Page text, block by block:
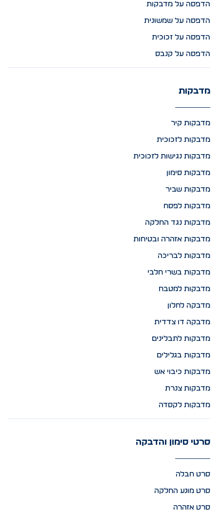
הדפסה על מדבקות
הדפסה על שמשונית
הדפסה על זכוכית
הדפסה על קנבס
מדבקות
מדבקות קיר
מדבקות לזכוכית
מדבקות נגישות לזכוכית
מדבקות סימון
מדבקות שביר
מדבקות לפסח
מדבקות נגד החלקה
מדבקות אזהרה ובטיחות
מדבקות לבריכה
מדבקות בשרי חלבי
מדבקות למטבח
מדבקה לחלון
מדבקה דו צדדית
מדבקות לתבלינים
מדבקות בגלילים
מדבקות כיבוי אש
מדבקות צנרת
מדבקות לקסדה
סרטי סימון והדבקה
סרט חבלה
סרט מונע החלקה
סרט אזהרה